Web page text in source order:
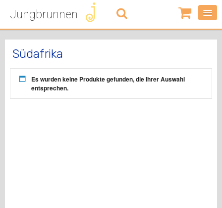
Jungbrunnen
0
Artikel
-
Südafrika
Es wurden keine Produkte gefunden, die Ihrer Auswahl
entsprechen.